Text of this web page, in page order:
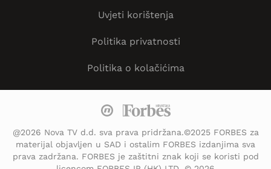
Uvjeti korištenja
Politika privatnosti
Politika o kolačićima
@2026 Nova TV d.d. sva prava pridržana.©2025 FORBES za
materijal objavljen u SAD i ostalim FORBES izdanjima sva
prava zadržana. FORBES je zaštitni znak koji se koristi pod